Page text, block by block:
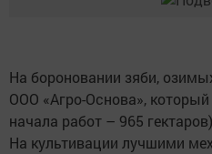
На бороновании зяби,
ООО «Агро-Основа»,
начала работ – 965
На культивации лучшими